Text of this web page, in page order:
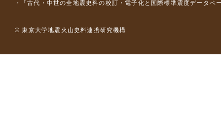
「古代・中世の全地震史料の校訂・電子化と国際標準震度データ
© 東京大学地震火山史料連携研究機構